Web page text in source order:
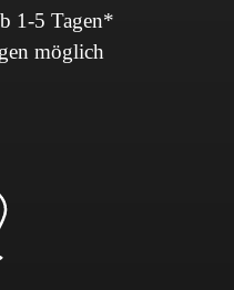
1-5 Tagen*
möglich